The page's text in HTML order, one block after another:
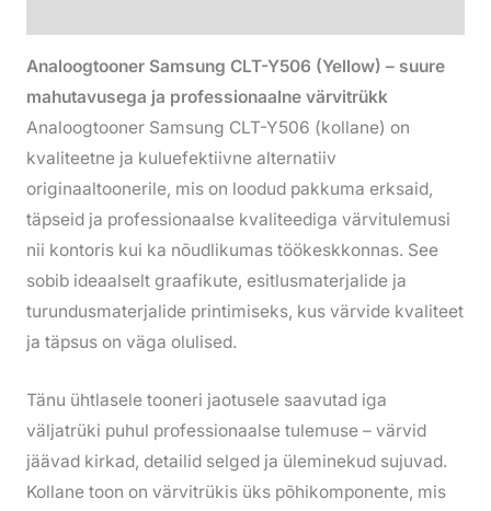
Analoogtooner Samsung CLT-Y506 (Yellow) – suure
mahutavusega ja professionaalne värvitrükk
Analoogtooner Samsung CLT-Y506 (kollane) on
kvaliteetne ja kuluefektiivne alternatiiv
originaaltoonerile, mis on loodud pakkuma erksaid,
täpseid ja professionaalse kvaliteediga värvitulemusi
nii kontoris kui ka nõudlikumas töökeskkonnas. See
sobib ideaalselt graafikute, esitlusmaterjalide ja
turundusmaterjalide printimiseks, kus värvide kvaliteet
ja täpsus on väga olulised.
Tänu ühtlasele tooneri jaotusele saavutad iga
väljatrüki puhul professionaalse tulemuse – värvid
jäävad kirkad, detailid selged ja üleminekud sujuvad.
Kollane toon on värvitrükis üks põhikomponente, mis